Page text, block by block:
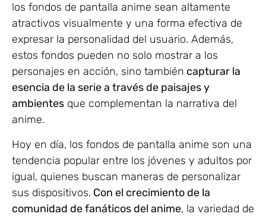
los fondos de pantalla anime sean altamente
atractivos visualmente y una forma efectiva de
expresar la personalidad del usuario. Además,
estos fondos pueden no solo mostrar a los
personajes en acción, sino también capturar la
esencia de la serie a través de paisajes y
ambientes que complementan la narrativa del
anime.
Hoy en día, los fondos de pantalla anime son una
tendencia popular entre los jóvenes y adultos por
igual, quienes buscan maneras de personalizar
sus dispositivos. Con el crecimiento de la
comunidad de fanáticos del anime, la variedad de